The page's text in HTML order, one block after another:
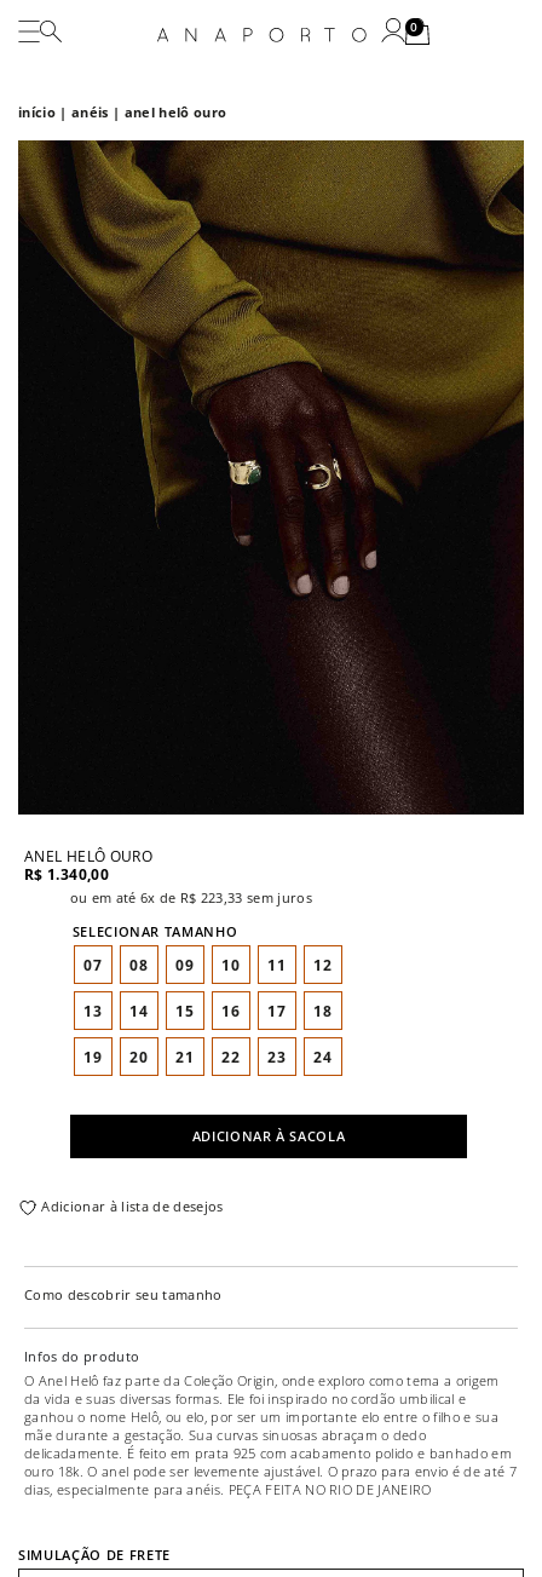
0
início| anéis | anel helô ouro
ANEL HELÔ OURO
R$ 1.340,00
ou em até 6x de R$ 223,33 sem juros
TAMANHO
07 08 09 10 11 12
13 14 15 16 17 18
19 20 21 22 23 24
ADICIONAR À SACOLA
Adicionar à lista de desejos
Como descobrir seu tamanho
Infos do produto
O Anel Helô faz parte da Coleção Origin, onde exploro como tema a origem
da vida e suas diversas formas. Ele foi inspirado no cordão umbilical e
ganhou o nome Helô, ou elo, por ser um importante elo entre o filho e sua
mãe durante a gestação. Sua curvas sinuosas abraçam o dedo
delicadamente. É feito em prata 925 com acabamento polido e banhado em
ouro 18k. O anel pode ser levemente ajustável. O prazo para envio é de até 7
SIMULAÇÃO DE FRETE